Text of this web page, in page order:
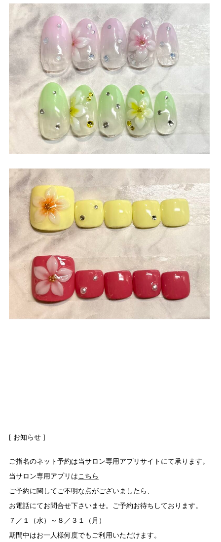
[ お知らせ ]
ご指名のネット予約は当サロン専用アプリサイトにて承ります。
当サロン専用アプリはこちら
ご予約に関してご不明な点がございましたら、
お電話にてお問合せ下さいませ。ご予約お待ちしております。
７／１（水）～８／３１（月）
期間中はお一人様何度でもご利用いただけます。